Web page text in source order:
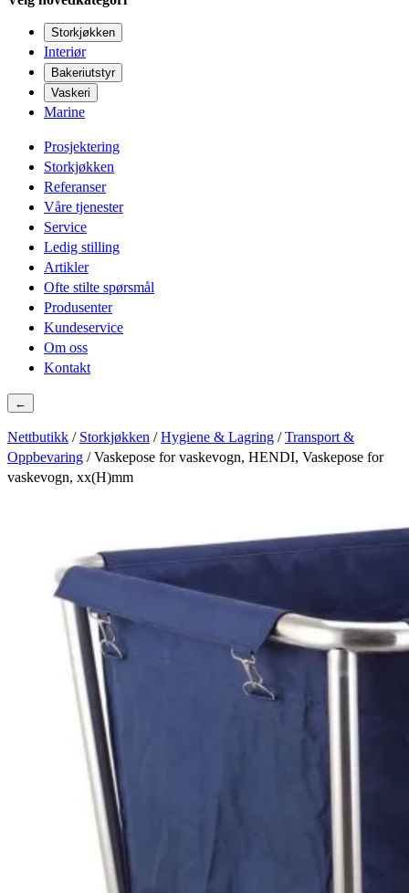
Storkjøkken
Interiør
Bakeriutstyr
Vaskeri
Marine
Prosjektering
Storkjøkken
Referanser
Våre tjenester
Service
Ledig stilling
Artikler
Ofte stilte spørsmål
Produsenter
Kundeservice
Om oss
Kontakt
←
Nettbutikk / Storkjøkken /Hygiene & Lagring /Transport &
Oppbevaring / Vaskepose for vaskevogn, HENDI, Vaskepose for
vaskevogn, xx(H)mm